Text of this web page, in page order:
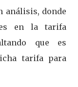
análisis, donde
en la tarifa
que es
tarifa para